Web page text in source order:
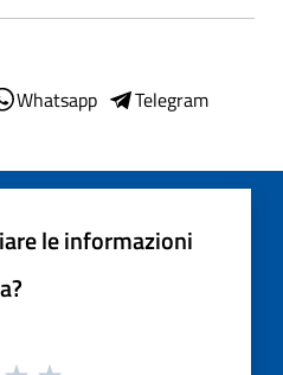
Whatsapp
Telegram
le informazioni